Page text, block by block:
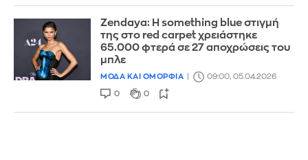
Zendaya: Η something blue στιγμή
της στο red carpet χρειάστηκε
65.000 φτερά σε 27 αποχρώσεις του
μπλε
ΜΟΔΑ ΚΑΙ ΟΜΟΡΦΙΑ 09:00, 05.04.2026
0 0